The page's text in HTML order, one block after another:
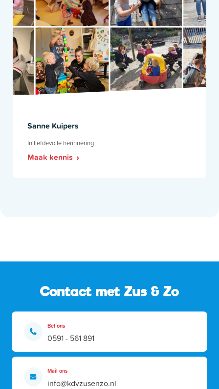
Sanne Kuipers
In liefdevolle herinnering
Maak kennis
Contact met Zus & Zo
Bel ons
0591 - 561 891
Mail ons
info@kdvzusenzo.nl